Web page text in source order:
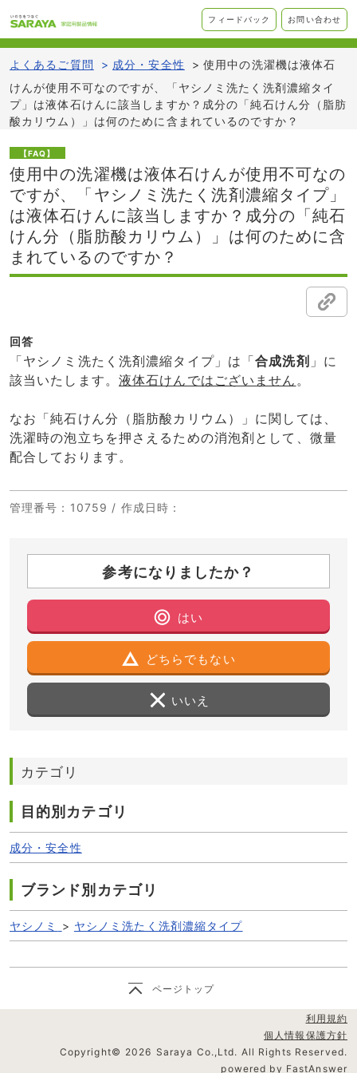
フィードバック お問い合わせ
よくあるご質問 > 成分・安全性 > 使用中の洗濯機は液体石
けんが使用不可なのですが、「ヤシノミ洗たく洗剤濃縮タイ
プ」は液体石けんに該当しますか？成分の「純石けん分（脂肪
酸カリウム）」は何のために含まれているのですか？
【FAQ】
使用中の洗濯機は液体石けんが使用不可なの
ですが、「ヤシノミ洗たく洗剤濃縮タイプ」
は液体石けんに該当しますか？成分の「純石
けん分（脂肪酸カリウム）」は何のために含
まれているのですか？
回答
「ヤシノミ洗たく洗剤濃縮タイプ」は「合成洗剤 」に
該当いたします。 液体石けんではございません 。
なお「純石けん分（脂肪酸カリウム）」に関しては、
洗濯時の泡立ちを押さえるための消泡剤として、微量
配合しております。
管理番号 ：10759 / 作成日時 ：
参考になりましたか？
はい
どちらでもない
いいえ
カテゴリ
目的別カテゴリ
成分・安全性
ブランド別カテゴリ
ヤシノミ > ヤシノミ洗たく洗剤濃縮タイプ
ページトップ
利用規約
個人情報保護方針
Copyright© 2026 Saraya Co.,Ltd. All Rights Reserved.
powered by FastAnswer